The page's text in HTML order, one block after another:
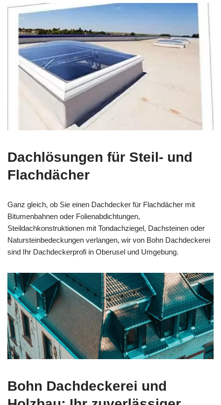
Dachlösungen für Steil- und
Flachdächer
Ganz gleich, ob Sie einen Dachdecker für Flachdächer mit
Bitumenbahnen oder Folienabdichtungen,
Steildachkonstruktionen mit Tondachziegel, Dachsteinen oder
Natursteinbedeckungen verlangen, wir von Bohn Dachdeckerei
sind Ihr Dachdeckerprofi in Oberusel und Umgebung.
Bohn Dachdeckerei und